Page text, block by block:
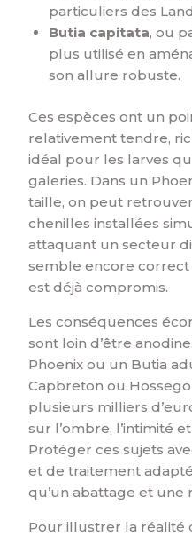
particuliers des
Butia capitata, ou
plus utilisé en
son allure robuste.
Ces espèces ont un
relativement tendre,
idéal pour les larves
galeries. Dans un
taille, on peut
chenilles installées
attaquant un secteur
semble encore
est déjà compromis.
Les conséquences
sont loin d’être
Phoenix ou un Butia
Capbreton ou
plusieurs milliers
sur l’ombre, l’intimité
Protéger ces sujets
et de traitement
qu’un abattage et une
Pour illustrer la réalité